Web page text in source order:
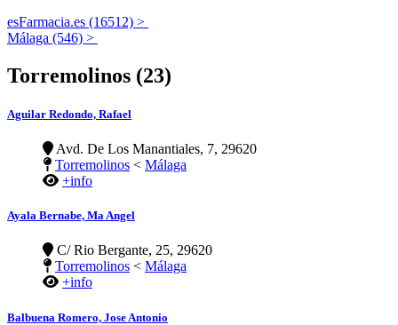
esFarmacia.es (16512) >
Málaga (546) >
Torremolinos (23)
Aguilar Redondo, Rafael
Avd. De Los Manantiales, 7, 29620
Torremolinos < Málaga
+info
Ayala Bernabe, Ma Angel
C/ Rio Bergante, 25, 29620
Torremolinos < Málaga
+info
Balbuena Romero, Jose Antonio